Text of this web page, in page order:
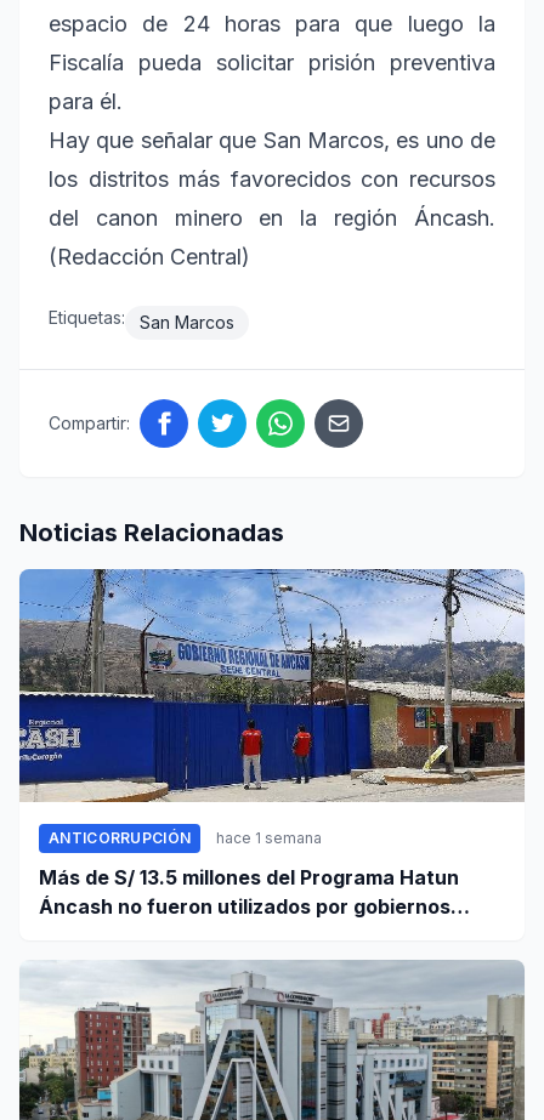
espacio de 24 horas para que luego la
Fiscalía pueda solicitar prisión preventiva
para él.
Hay que señalar que San Marcos, es uno de
los distritos más favorecidos con recursos
del canon minero en la región Áncash.
(Redacción Central)
Etiquetas: San Marcos
Compartir:
Noticias Relacionadas
ANTICORRUPCIÓN hace 1 semana
Más de S/ 13.5 millones del Programa Hatun
Áncash no fueron utilizados por gobiernos